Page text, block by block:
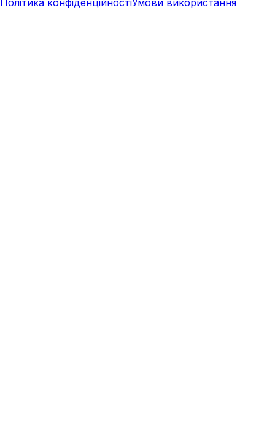
Політика конфіденційностіУмови використання